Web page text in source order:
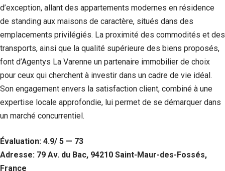
d’exception, allant des appartements modernes en résidence
de standing aux maisons de caractère, situés dans des
emplacements privilégiés. La proximité des commodités et des
transports, ainsi que la qualité supérieure des biens proposés,
font d’Agentys La Varenne un partenaire immobilier de choix
pour ceux qui cherchent à investir dans un cadre de vie idéal.
Son engagement envers la satisfaction client, combiné à une
expertise locale approfondie, lui permet de se démarquer dans
un marché concurrentiel.
Évaluation: 4.9/ 5 — 73
Adresse: 79 Av. du Bac, 94210 Saint-Maur-des-Fossés,
France